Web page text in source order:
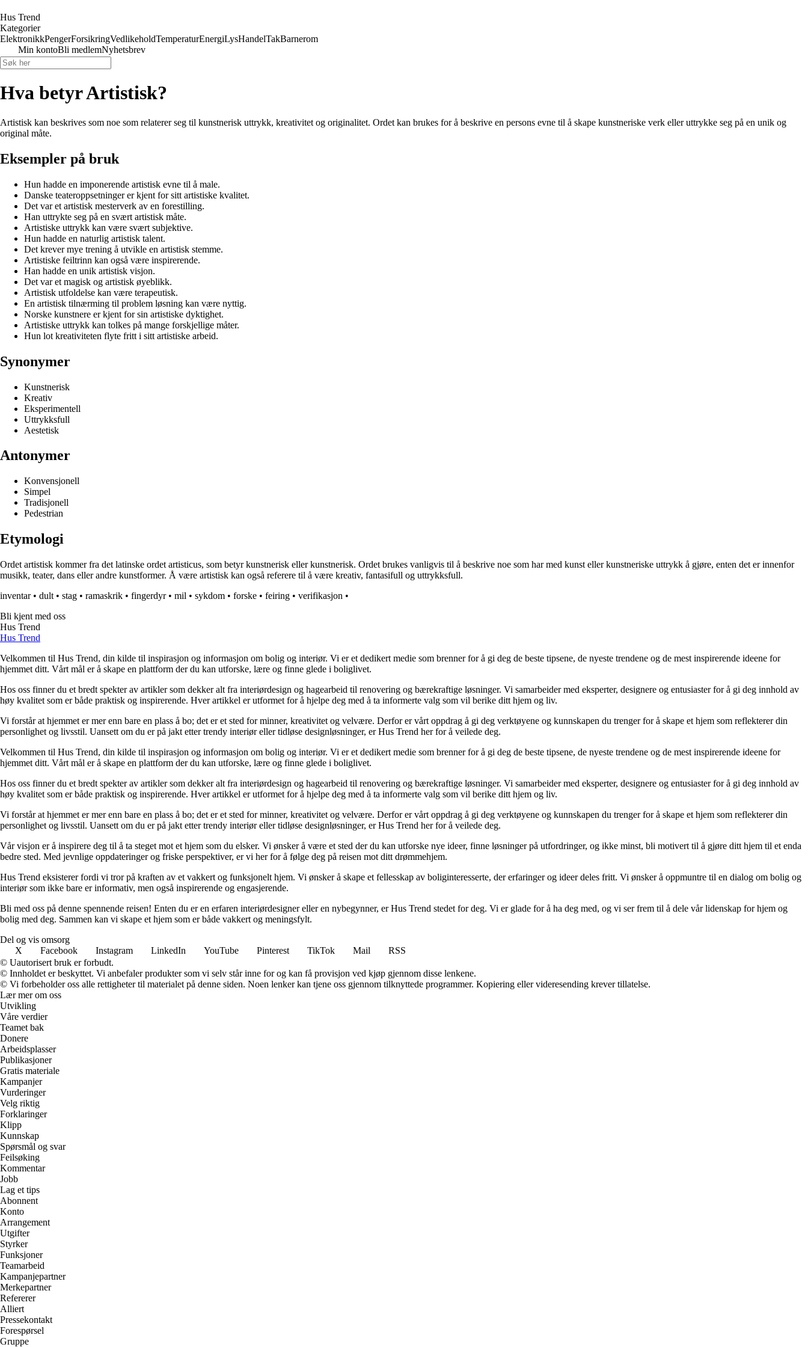
Hus Trend
Kategorier
ElektronikkPengerForsikringVedlikeholdTemperaturEnergiLysHandelTakBarnerom
Min kontoBli medlemNyhetsbrev
Hva betyr Artistisk?
Artistisk kan beskrives som noe som relaterer seg til kunstnerisk uttrykk, kreativitet og originalitet. Ordet kan brukes for å beskrive en persons evne til å skape kunstneriske verk eller uttrykke seg på en unik og
original måte.
Eksempler på bruk
Hun hadde en imponerende artistisk evne til å male.
Danske teateroppsetninger er kjent for sitt artistiske kvalitet.
Det var et artistisk mesterverk av en forestilling.
Han uttrykte seg på en svært artistisk måte.
Artistiske uttrykk kan være svært subjektive.
Hun hadde en naturlig artistisk talent.
Det krever mye trening å utvikle en artistisk stemme.
Artistiske feiltrinn kan også være inspirerende.
Han hadde en unik artistisk visjon.
Det var et magisk og artistisk øyeblikk.
Artistisk utfoldelse kan være terapeutisk.
En artistisk tilnærming til problem løsning kan være nyttig.
Norske kunstnere er kjent for sin artistiske dyktighet.
Artistiske uttrykk kan tolkes på mange forskjellige måter.
Hun lot kreativiteten flyte fritt i sitt artistiske arbeid.
Synonymer
Kunstnerisk
Kreativ
Eksperimentell
Uttrykksfull
Aestetisk
Antonymer
Konvensjonell
Simpel
Tradisjonell
Pedestrian
Etymologi
Ordet artistisk kommer fra det latinske ordet artisticus, som betyr kunstnerisk eller kunstnerisk. Ordet brukes vanligvis til å beskrive noe som har med kunst eller kunstneriske uttrykk å gjøre, enten det er innenfor
musikk, teater, dans eller andre kunstformer. Å være artistisk kan også referere til å være kreativ, fantasifull og uttrykksfull.
inventar• dult • stag • ramaskrik • fingerdyr• mil • sykdom • forske • feiring • verifikasjon •
Bli kjent med oss
Hus Trend
Hus Trend
Velkommen til Hus Trend, din kilde til inspirasjon og informasjon om bolig og interiør. Vi er et dedikert medie som brenner for å gi deg de beste tipsene, de nyeste trendene og de mest inspirerende ideene for
hjemmet ditt. Vårt mål er å skape en plattform der du kan utforske, lære og finne glede i boliglivet.
Hos oss finner du et bredt spekter av artikler som dekker alt fra interiørdesign og hagearbeid til renovering og bærekraftige løsninger. Vi samarbeider med eksperter, designere og entusiaster for å gi deg innhold av
høy kvalitet som er både praktisk og inspirerende. Hver artikkel er utformet for å hjelpe deg med å ta informerte valg som vil berike ditt hjem og liv.
Vi forstår at hjemmet er mer enn bare en plass å bo; det er et sted for minner, kreativitet og velvære. Derfor er vårt oppdrag å gi deg verktøyene og kunnskapen du trenger for å skape et hjem som reflekterer din
personlighet og livsstil. Uansett om du er på jakt etter trendy interiør eller tidløse designløsninger, er Hus Trend her for å veilede deg.
Velkommen til Hus Trend, din kilde til inspirasjon og informasjon om bolig og interiør. Vi er et dedikert medie som brenner for å gi deg de beste tipsene, de nyeste trendene og de mest inspirerende ideene for
hjemmet ditt. Vårt mål er å skape en plattform der du kan utforske, lære og finne glede i boliglivet.
Hos oss finner du et bredt spekter av artikler som dekker alt fra interiørdesign og hagearbeid til renovering og bærekraftige løsninger. Vi samarbeider med eksperter, designere og entusiaster for å gi deg innhold av
høy kvalitet som er både praktisk og inspirerende. Hver artikkel er utformet for å hjelpe deg med å ta informerte valg som vil berike ditt hjem og liv.
Vi forstår at hjemmet er mer enn bare en plass å bo; det er et sted for minner, kreativitet og velvære. Derfor er vårt oppdrag å gi deg verktøyene og kunnskapen du trenger for å skape et hjem som reflekterer din
personlighet og livsstil. Uansett om du er på jakt etter trendy interiør eller tidløse designløsninger, er Hus Trend her for å veilede deg.
Vår visjon er å inspirere deg til å ta steget mot et hjem som du elsker. Vi ønsker å være et sted der du kan utforske nye ideer, finne løsninger på utfordringer, og ikke minst, bli motivert til å gjøre ditt hjem til et enda
bedre sted. Med jevnlige oppdateringer og friske perspektiver, er vi her for å følge deg på reisen mot ditt drømmehjem.
Hus Trend eksisterer fordi vi tror på kraften av et vakkert og funksjonelt hjem. Vi ønsker å skape et fellesskap av boliginteresserte, der erfaringer og ideer deles fritt. Vi ønsker å oppmuntre til en dialog om bolig og
interiør som ikke bare er informativ, men også inspirerende og engasjerende.
Bli med oss på denne spennende reisen! Enten du er en erfaren interiørdesigner eller en nybegynner, er Hus Trend stedet for deg. Vi er glade for å ha deg med, og vi ser frem til å dele vår lidenskap for hjem og
bolig med deg. Sammen kan vi skape et hjem som er både vakkert og meningsfylt.
Del og vis omsorg
X
Facebook Instagram LinkedIn YouTube Pinterest TikTok Mail
RSS
© Uautorisert bruk er forbudt.
© Innholdet er beskyttet. Vi anbefaler produkter som vi selv står inne for og kan få provisjon ved kjøp gjennom disse lenkene.
© Vi forbeholder oss alle rettigheter til materialet på denne siden. Noen lenker kan tjene oss gjennom tilknyttede programmer. Kopiering eller videresending krever tillatelse.
Lær mer om oss
Utvikling
Våre verdier
Teamet bak
Donere
Arbeidsplasser
Publikasjoner
Gratis materiale
Kampanjer
Vurderinger
Velg riktig
Forklaringer
Klipp
Kunnskap
Spørsmål og svar
Feilsøking
Kommentar
Jobb
Lag et tips
Abonnent
Konto
Arrangement
Utgifter
Styrker
Funksjoner
Teamarbeid
Kampanjepartner
Merkepartner
Refererer
Alliert
Pressekontakt
Forespørsel
Gruppe